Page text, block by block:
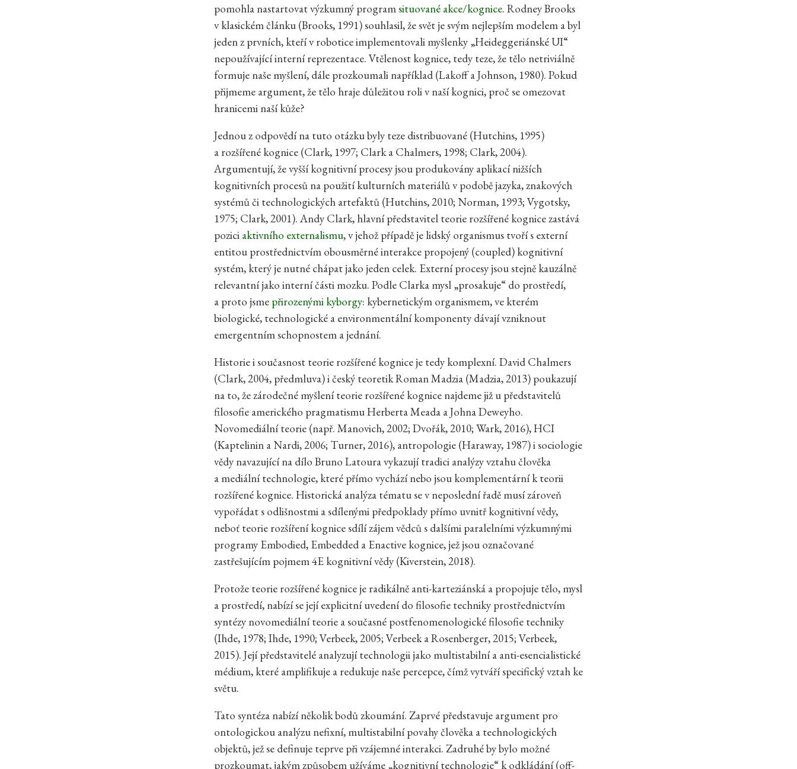
pomohla nastartovat výzkumný programsituované akce/kognice. Rodney Brooks
v klasickém článku (Brooks, 1991) souhlasil, že svět je svým nejlepším modelem a byl
jeden z prvních, kteří v robotice implementovali myšlenky „Heideggeriánské UI“
nepoužívající interní reprezentace. Vtělenost kognice, tedy teze, že tělo netriviálně
formuje naše myšlení, dále prozkoumali například (Lakoff a Johnson, 1980). Pokud
přijmeme argument, že tělo hraje důležitou roli v naší kognici, proč se omezovat
hranicemi naší kůže?
Jednou z odpovědí na tuto otázku byly teze distribuované (Hutchins, 1995)
a rozšířené kognice (Clark, 1997; Clark a Chalmers, 1998; Clark, 2004).
Argumentují, že vyšší kognitivní procesy jsou produkovány aplikací nižších
kognitivních procesů na použití kulturních materiálů v podobě jazyka, znakových
systémů či technologických artefaktů (Hutchins, 2010; Norman, 1993; Vygotsky,
1975; Clark, 2001). Andy Clark, hlavní představitel teorie rozšířené kognice zastává
pozici aktivního externalismu, v jehož případě je lidský organismus tvoří s externí
entitou prostřednictvím obousměrné interakce propojený (coupled) kognitivní
systém, který je nutné chápat jako jeden celek. Externí procesy jsou stejně kauzálně
relevantní jako interní části mozku. Podle Clarka mysl „prosakuje“ do prostředí,
a proto jsme přirozenými kyborgy: kybernetickým organismem, ve kterém
biologické, technologické a environmentální komponenty dávají vzniknout
emergentním schopnostem a jednání.
Historie i současnost teorie rozšířené kognice je tedy komplexní. David Chalmers
(Clark, 2004, předmluva) i český teoretik Roman Madzia (Madzia, 2013) poukazují
na to, že zárodečné myšlení teorie rozšířené kognice najdeme již u představitelů
filosofie amerického pragmatismu Herberta Meada a Johna Deweyho.
Novomediální teorie (např. Manovich, 2002; Dvořák, 2010; Wark, 2016), HCI
(Kaptelinin a Nardi, 2006; Turner, 2016), antropologie (Haraway, 1987) i sociologie
vědy navazující na dílo Bruno Latoura vykazují tradici analýzy vztahu člověka
a mediální technologie, které přímo vychází nebo jsou komplementární k teorii
rozšířené kognice. Historická analýza tématu se v neposlední řadě musí zároveň
vypořádat s odlišnostmi a sdílenými předpoklady přímo uvnitř kognitivní vědy,
neboť teorie rozšíření kognice sdílí zájem vědců s dalšími paralelními výzkumnými
programy Embodied, Embedded a Enactive kognice, jež jsou označované
zastřešujícím pojmem 4E kognitivní vědy (Kiverstein, 2018).
Protože teorie rozšířené kognice je radikálně anti-karteziánská a propojuje tělo, mysl
a prostředí, nabízí se její explicitní uvedení do filosofie techniky prostřednictvím
syntézy novomediální teorie a současné postfenomenologické filosofie techniky
(Ihde, 1978; Ihde, 1990; Verbeek, 2005; Verbeek a Rosenberger, 2015; Verbeek,
2015). Její představitelé analyzují technologii jako multistabilní a anti-esencialistické
médium, které amplifikuje a redukuje naše percepce, čímž vytváří specifický vztah ke
světu.
Tato syntéza nabízí několik bodů zkoumání. Zaprvé představuje argument pro
ontologickou analýzu nefixní, multistabilní povahy člověka a technologických
objektů, jež se definuje teprve při vzájemné interakci. Zadruhé by bylo možné
prozkoumat, jakým způsobem užíváme „kognitivní technologie“ k odkládání (off-